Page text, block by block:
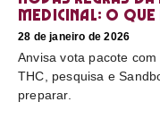
medicinal: o
28 de janeiro de 2026
Anvisa vota pacote
THC, pesquisa e
preparar.